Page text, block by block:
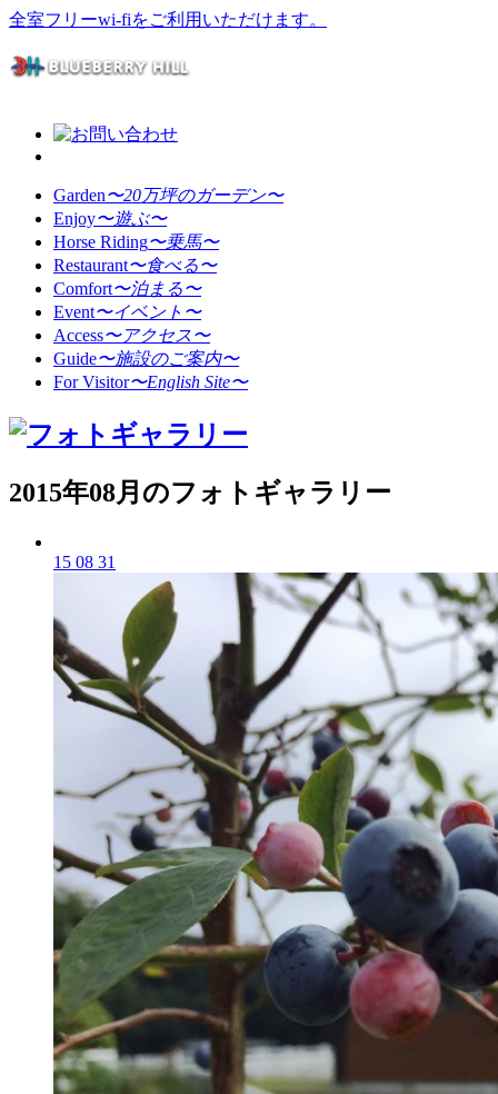
全室フリーwi-fiをご利用いただけます。
Garden〜20万坪のガーデン〜
Enjoy〜遊ぶ〜
Horse Riding〜乗馬〜
Restaurant〜食べる〜
Comfort〜泊まる〜
Event〜イベント〜
Access〜アクセス〜
Guide〜施設のご案内〜
For Visitor〜English Site〜
2015年08月のフォトギャラリー
15 08 31